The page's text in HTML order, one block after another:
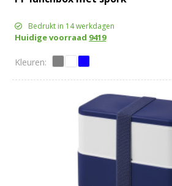
Bedrukt in 14 werkdagen
Huidige voorraad 9419